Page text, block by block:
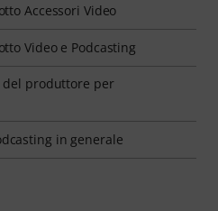
Accessori Video
Video e Podcasting
produttore per
in generale